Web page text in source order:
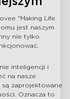
"Making Life
jest naszym
nie tylko
inteligencji i
na nasze
zaprojektowane
Oznacza to